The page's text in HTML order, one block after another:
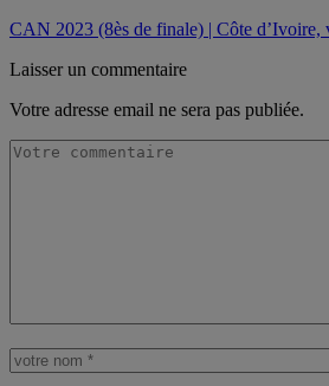
CAN 2023 (8ès de finale) | Côte
Laisser un commentaire
Votre adresse email ne sera pas publiée.